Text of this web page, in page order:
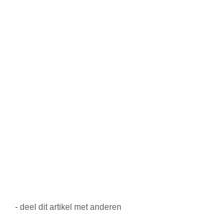
- deel dit artikel met anderen